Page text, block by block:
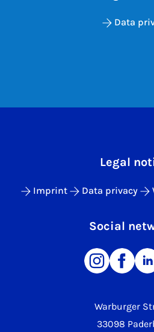
Data
Warburger
33098
Legal
Imprint Data privacy
Social